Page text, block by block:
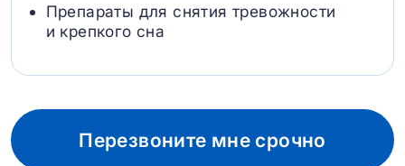
Препараты для снятия тревожности
и крепкого сна
Перезвоните мне срочно